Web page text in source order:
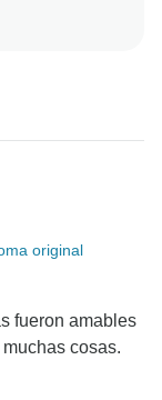
mejor
el viaje te
y nos
el futuro.
original
fueron amables
cosas.